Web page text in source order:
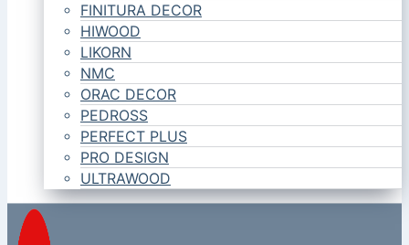
FINITURA DECOR
HIWOOD
LIKORN
NMC
ORAC DECOR
PEDROSS
PERFECT PLUS
PRO DESIGN
ULTRAWOOD